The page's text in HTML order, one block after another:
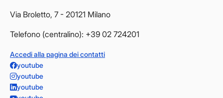
Via Broletto, 7 - 20121 Milano
Telefono (centralino): +39 02 724201
Accedi alla pagina dei contatti
youtube
youtube
youtube